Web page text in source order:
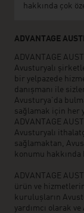
hakkında çok
ADVANTAGE
ADVANTAGE
Avusturyalı
bir yelpazede
danışmanı ile
Avusturya’da
sağlamak için her
ADVANTAGE
Avusturyalı
sağlamaktan,
konumu hakkında
ADVANTAGE
ürün ve
kuruluşların
yardımcı olarak